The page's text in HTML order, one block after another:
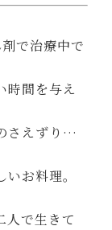
で治療中で
時間を与え
さえずり…
お料理。
人で生きて